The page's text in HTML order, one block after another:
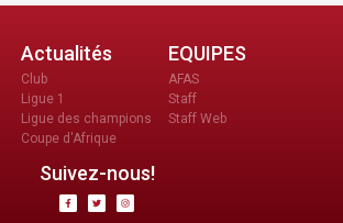
Actualités
Club
Ligue 1
Ligue des champions
Coupe d'Afrique
EQUIPES
AFAS
Staff
Staff Web
Suivez-nous!